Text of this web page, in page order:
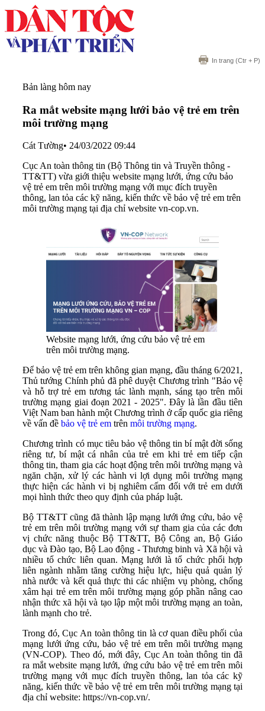
In trang (Ctr + P)
Bản làng hôm nay
Ra mắt website mạng lưới bảo vệ trẻ em trên
môi trường mạng
Cát Tường• 24/03/2022 09:44
Cục An toàn thông tin (Bộ Thông tin và Truyền thông -
TT&TT) vừa giới thiệu website mạng lưới, ứng cứu bảo
vệ trẻ em trên môi trường mạng với mục đích truyền
thông, lan tỏa các kỹ năng, kiến thức về bảo vệ trẻ em trên
môi trường mạng tại địa chỉ website vn-cop.vn.
Website mạng lưới, ứng cứu bảo vệ trẻ em
trên môi trường mạng.
Để bảo vệ trẻ em trên không gian mạng, đầu tháng 6/2021,
Thủ tướng Chính phủ đã phê duyệt Chương trình "Bảo vệ
và hỗ trợ trẻ em tương tác lành mạnh, sáng tạo trên môi
trường mạng giai đoạn 2021 - 2025". Đây là lần đầu tiên
Việt Nam ban hành một Chương trình ở cấp quốc gia riêng
về vấn đề bảo vệ trẻ em trên môi trường mạng.
Chương trình có mục tiêu bảo vệ thông tin bí mật đời sống
riêng tư, bí mật cá nhân của trẻ em khi trẻ em tiếp cận
thông tin, tham gia các hoạt động trên môi trường mạng và
ngăn chặn, xử lý các hành vi lợi dụng môi trường mạng
thực hiện các hành vi bị nghiêm cấm đối với trẻ em dưới
mọi hình thức theo quy định của pháp luật.
Bộ TT&TT cũng đã thành lập mạng lưới ứng cứu, bảo vệ
trẻ em trên môi trường mạng với sự tham gia của các đơn
vị chức năng thuộc Bộ TT&TT, Bộ Công an, Bộ Giáo
dục và Đào tạo, Bộ Lao động - Thương binh và Xã hội và
nhiều tổ chức liên quan. Mạng lưới là tổ chức phối hợp
liên ngành nhằm tăng cường hiệu lực, hiệu quả quản lý
nhà nước và kết quả thực thi các nhiệm vụ phòng, chống
xâm hại trẻ em trên môi trường mạng góp phần nâng cao
nhận thức xã hội và tạo lập một môi trường mạng an toàn,
lành mạnh cho trẻ.
Trong đó, Cục An toàn thông tin là cơ quan điều phối của
mạng lưới ứng cứu, bảo vệ trẻ em trên môi trường mạng
(VN-COP). Theo đó, mới đây, Cục An toàn thông tin đã
ra mắt website mạng lưới, ứng cứu bảo vệ trẻ em trên môi
trường mạng với mục đích truyền thông, lan tỏa các kỹ
năng, kiến thức về bảo vệ trẻ em trên môi trường mạng tại
địa chỉ website: https://vn-cop.vn/.